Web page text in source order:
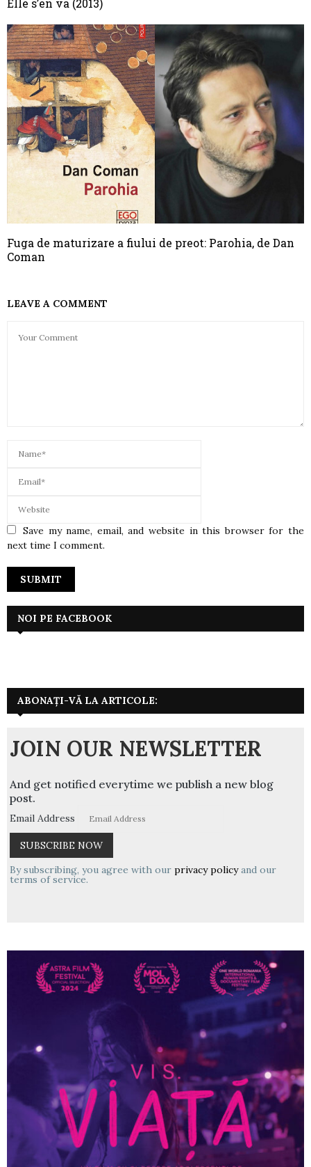
Elle s’en va (2013)
Fuga de maturizare a fiului de preot: Parohia, de Dan
Coman
LEAVE A COMMENT
Save my name, email, and website in this browser for the
next time I comment.
NOI PE FACEBOOK
ABONAȚI-VĂ LA ARTICOLE:
JOIN OUR NEWSLETTER
And get notified everytime we publish a new blog
post.
Email Address
By subscribing, you agree with our privacy policyand our
terms of service.